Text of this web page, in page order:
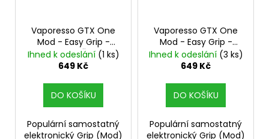
Vaporesso GTX One
Mod - Easy Grip -
2000mAh - Červená
40W Mod
Ihned k odeslání (1 ks)
649 Kč
DO KOŠÍKU
Populární samostatný
elektronický Grip (Mod)
Vaporesso GTX One
Mod - Easy Grip -
2000mAh - Růžová
40W Mod
Ihned k odeslání (3 ks)
649 Kč
DO KOŠÍKU
Populární samostatný
elektronický Grip (Mod)